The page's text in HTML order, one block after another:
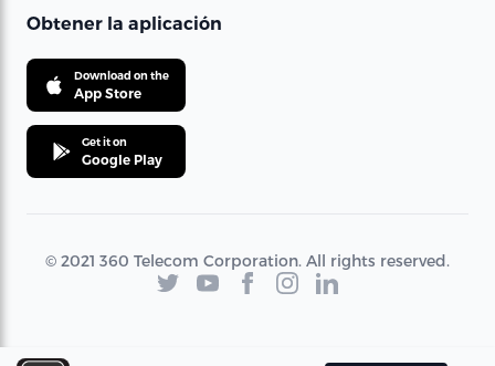
Obtener la aplicación
Download on the
App Store
Get it on
Google Play
© 2021 360 Telecom Corporation. All rights reserved.